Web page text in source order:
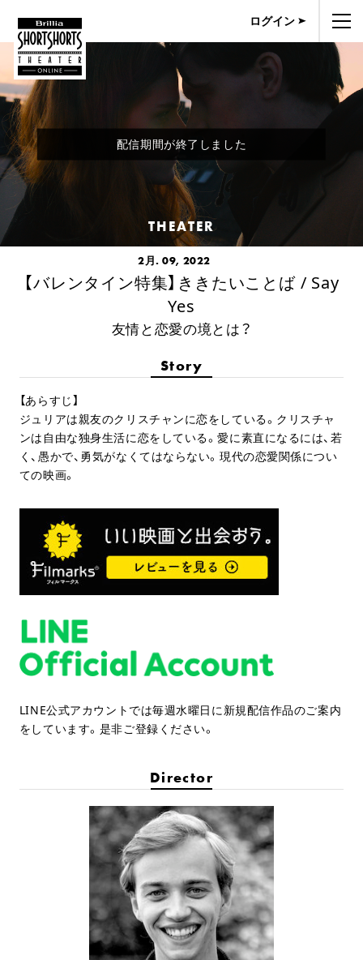
ログイン
配信期間が終了しました
THEATER
2月. 09, 2022
【バレンタイン特集】ききたいことば / Say
Yes
友情と恋愛の境とは？
Story
【あらすじ】
ジュリアは親友のクリスチャンに恋をしている。クリスチャ
ンは自由な独身生活に恋をしている。愛に素直になるには、若
く、愚かで、勇気がなくてはならない。現代の恋愛関係につい
ての映画。
LINE公式アカウントでは毎週水曜日に新規配信作品のご案内
をしています。是非ご登録ください。
Director